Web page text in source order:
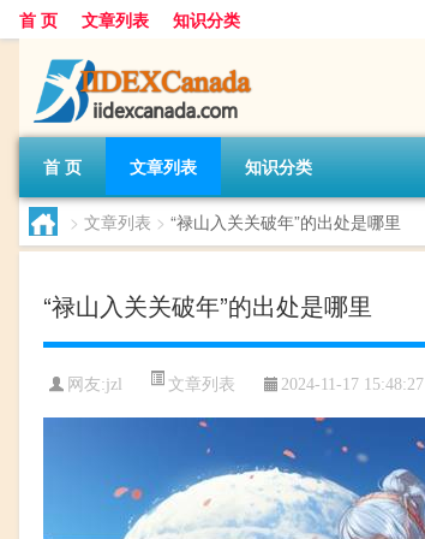
首 页 文章列表 知识分类
首 页 文章列表 知识分类
> 文章列表 > “禄山入关关破年”的出处是哪里
“禄山入关关破年”的出处是哪里
网友:jzl 文章列表 2024-11-17 15:48:27